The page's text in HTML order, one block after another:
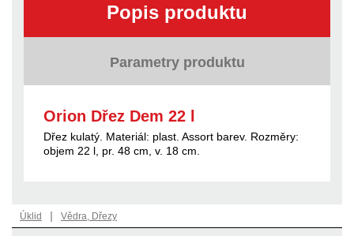
Popis produktu
Parametry produktu
Orion Dřez Dem 22 l
Dřez kulatý. Materiál: plast. Assort barev. Rozměry:
objem 22 l, pr. 48 cm, v. 18 cm.
Úklid | Vědra, Dřezy